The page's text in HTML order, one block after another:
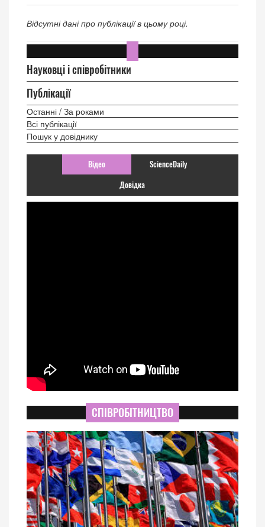
Відсутні дані про публікації в цьому році.
Науковці і співробітники
Публікації
Останні / За роками
Всі публікації
Пошук у довіднику
Відео ScienceDaily
Довідка
СПІВРОБІТНИЦТВО